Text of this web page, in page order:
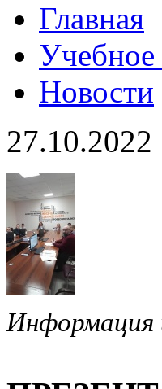
Главная
Учебное
Новости
27.10.2022
Информация